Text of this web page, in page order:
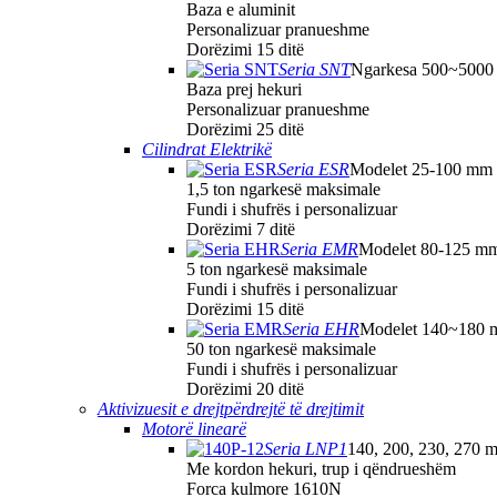
Baza e aluminit
Personalizuar pranueshme
Dorëzimi 15 ditë
Seria SNTNgarkesa
Baza prej hekuri
Personalizuar pranueshme
Dorëzimi 25 ditë
Cilindrat Elektrikë
Seria ESRModelet 25-100 mm
1,5 ton ngarkesë maksimale
Fundi i shufrës i personalizuar
Dorëzimi 7 ditë
Seria EMRModelet 80-125
5 ton ngarkesë maksimale
Fundi i shufrës i personalizuar
Dorëzimi 15 ditë
Seria EHRModelet 140~180
50 ton ngarkesë maksimale
Fundi i shufrës i personalizuar
Dorëzimi 20 ditë
Aktivizuesit e drejtpërdrejtë të drejtimit
Motorë linearë
Seria LNP1140, 200, 230, 270
Me kordon hekuri, trup i qëndrueshëm
Forca kulmore 1610N